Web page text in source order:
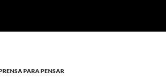
PARA PENSAR